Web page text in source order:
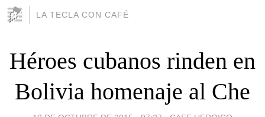
LA TECLA CON CAFÉ
Héroes cubanos rinden en
Bolivia homenaje al Che